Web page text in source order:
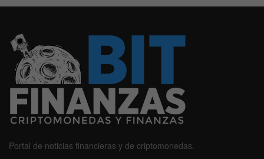
Portal de noticias financieras y de criptomonedas.